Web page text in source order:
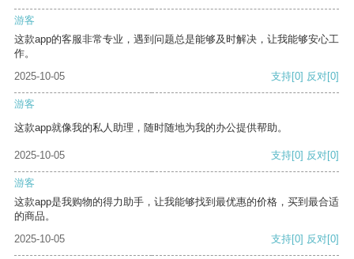
游客
这款app的客服非常专业，遇到问题总是能够及时解决，让我能够安心工
作。
2025-10-05
支持[0] 反对[0]
游客
这款app就像我的私人助理，随时随地为我的办公提供帮助。
2025-10-05 支持[0] 反对[0]
游客
这款app是我购物的得力助手，让我能够找到最优惠的价格，买到最合适
的商品。
2025-10-05
支持[0] 反对[0]